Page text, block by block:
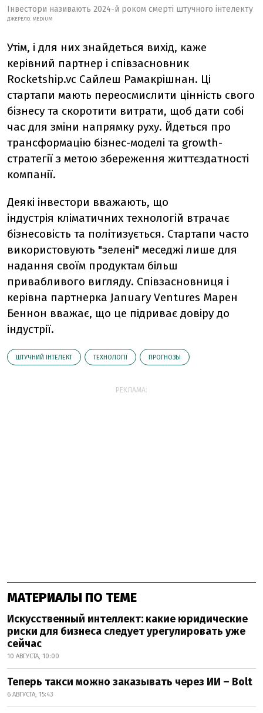
Інвестори називають 2024-й роком смерті штучного інтелекту
ДЖЕРЕЛО: MEDIUM
Утім, і для них знайдеться вихід, каже
керівний партнер і співзасновник
Rocketship.vc Сайлеш Рамакрішнан. Ці
стартапи мають переосмислити цінність свого
бізнесу та скоротити витрати, щоб дати собі
час для зміни напрямку руху. Йдеться про
трансформацію бізнес-моделі та growth-
стратегії з метою збереження життєздатності
компанії.
Деякі інвестори вважають, що
індустрія кліматичних технологій втрачає
бізнесовість та політизується. Стартапи часто
використовують "зелені" меседжі лише для
надання своїм продуктам більш
привабливого вигляду. Співзасновниця і
керівна партнерка January Ventures Марен
Беннон вважає, що це підриває довіру до
індустрії.
ШТУЧНИЙ ІНТЕЛЕКТ ТЕХНОЛОГІЇ ПРОГНОЗЫ
РЕКЛАМА:
МАТЕРИАЛЫ ПО ТЕМЕ
Искусственный интеллект: какие юридические
риски для бизнеса следует урегулировать уже
сейчас
10 АВГУСТА, 10:00
Теперь такси можно заказывать через ИИ – Bolt
6 АВГУСТА, 15:43